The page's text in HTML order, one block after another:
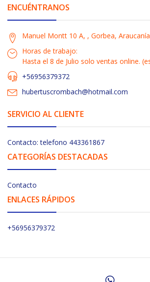
ENCUÉNTRANOS
Manuel Montt 10 A, , Gorbea,
Horas de trabajo:
Hasta el 8 de Julio solo ventas online.
+56956379372
hubertuscrombach@hotmail.com
SERVICIO AL CLIENTE
Contacto: telefono 443361867
CATEGORÍAS DESTACADAS
Contacto
ENLACES RÁPIDOS
+56956379372